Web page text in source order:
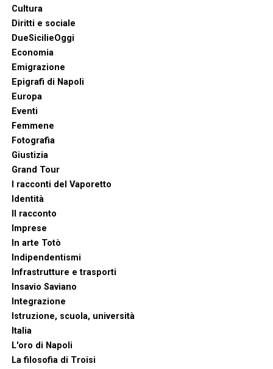
Cultura
Diritti e sociale
DueSicilieOggi
Economia
Emigrazione
Epigrafi di Napoli
Europa
Eventi
Femmene
Fotografia
Giustizia
Grand Tour
I racconti del Vaporetto
Identità
Il racconto
Imprese
In arte Totò
Indipendentismi
Infrastrutture e trasporti
Insavio Saviano
Integrazione
Istruzione, scuola, università
Italia
L'oro di Napoli
La filosofia di Troisi